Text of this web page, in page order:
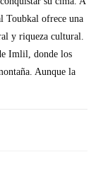
Toubkal ofrece una
y riqueza cultural.
Imlil, donde los
Aunque la